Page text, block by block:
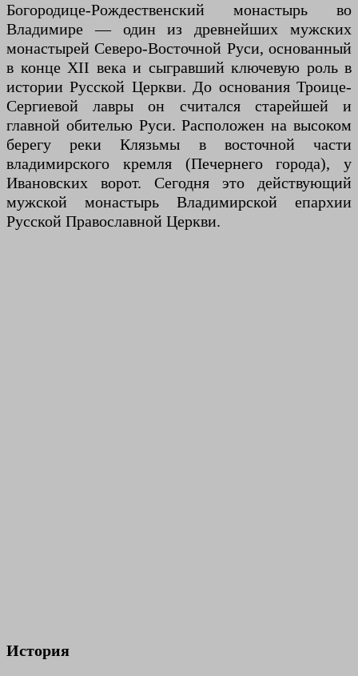
Богородице-Рождественский монастырь во
Владимире — один из древнейших мужских
монастырей Северо-Восточной Руси, основанный
в конце XII века и сыгравший ключевую роль в
истории Русской Церкви. До основания Троице-
Сергиевой лавры он считался старейшей и
главной обителью Руси. Расположен на высоком
берегу реки Клязьмы в восточной части
владимирского кремля (Печернего города), у
Ивановских ворот. Сегодня это действующий
мужской монастырь Владимирской епархии
Русской Православной Церкви.
История